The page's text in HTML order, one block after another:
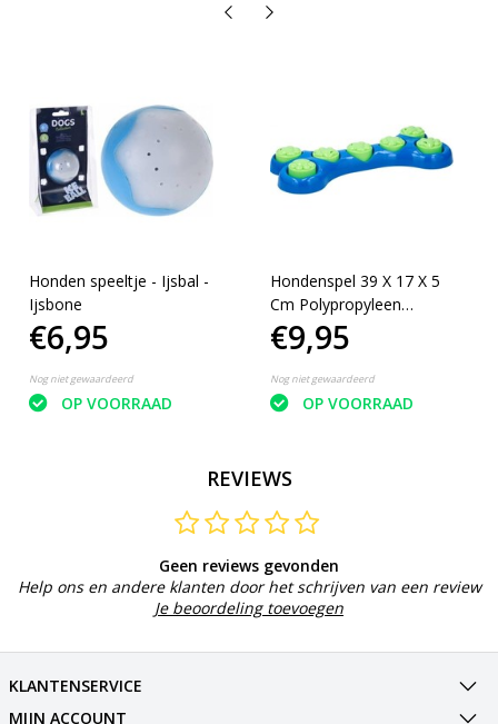
Honden speeltje - Ijsbal -
Ijsbone
€6,95
Nog niet gewaardeerd
OP VOORRAAD
Hondenspel 39 X 17 X 5
Cm Polypropyleen
Blauw/groen
€9,95
Nog niet gewaardeerd
OP VOORRAAD
REVIEWS
Geen reviews gevonden
Help ons en andere klanten door het schrijven van een review
Je beoordeling toevoegen
KLANTENSERVICE
MIJN ACCOUNT